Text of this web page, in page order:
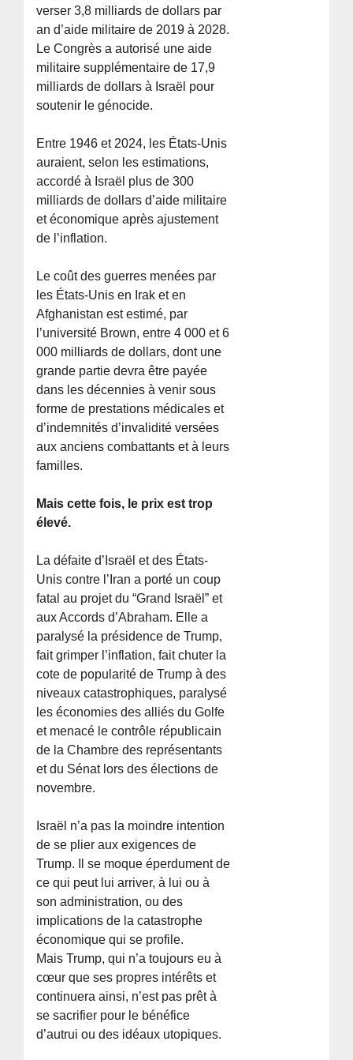
verser 3,8 milliards de dollars par
an d’aide militaire de 2019 à 2028.
Le Congrès a autorisé une aide
militaire supplémentaire de 17,9
milliards de dollars à Israël pour
soutenir le génocide.
Entre 1946 et 2024, les États-Unis
auraient, selon les estimations,
accordé à Israël plus de 300
milliards de dollars d’aide militaire
et économique après ajustement
de l’inflation.
Le coût des guerres menées par
les États-Unis en Irak et en
Afghanistan est estimé, par
l’université Brown, entre 4 000 et 6
000 milliards de dollars, dont une
grande partie devra être payée
dans les décennies à venir sous
forme de prestations médicales et
d’indemnités d’invalidité versées
aux anciens combattants et à leurs
familles.
Mais cette fois, le prix est trop
élevé.
La défaite d’Israël et des États-
Unis contre l’Iran a porté un coup
fatal au projet du “Grand Israël” et
aux Accords d’Abraham. Elle a
paralysé la présidence de Trump,
fait grimper l’inflation, fait chuter la
cote de popularité de Trump à des
niveaux catastrophiques, paralysé
les économies des alliés du Golfe
et menacé le contrôle républicain
de la Chambre des représentants
et du Sénat lors des élections de
novembre.
Israël n’a pas la moindre intention
de se plier aux exigences de
Trump. Il se moque éperdument de
ce qui peut lui arriver, à lui ou à
son administration, ou des
implications de la catastrophe
économique qui se profile.
Mais Trump, qui n’a toujours eu à
cœur que ses propres intérêts et
continuera ainsi, n’est pas prêt à
se sacrifier pour le bénéfice
d’autrui ou des idéaux utopiques.